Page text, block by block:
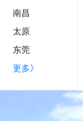
南昌
太原
东莞
更多》